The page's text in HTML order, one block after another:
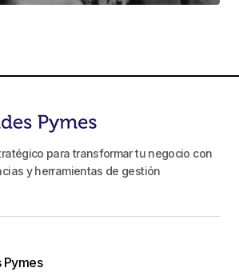
para transformar tu negocio con
y herramientas de gestión
Pymes